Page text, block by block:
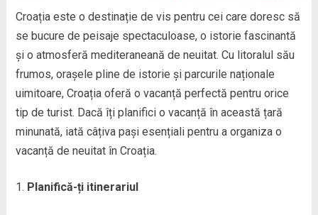
Croația este o destinație de vis pentru cei care doresc să
se bucure de peisaje spectaculoase, o istorie fascinantă
și o atmosferă mediteraneană de neuitat. Cu litoralul său
frumos, orașele pline de istorie și parcurile naționale
uimitoare, Croația oferă o vacanță perfectă pentru orice
tip de turist. Dacă îți planifici o vacanță în această țară
minunată, iată câțiva pași esențiali pentru a organiza o
vacanță de neuitat în Croația.
Planifică-ți itinerariul